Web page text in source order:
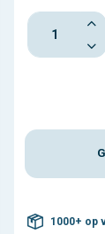
1000+ op